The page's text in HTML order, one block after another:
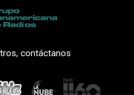
contáctanos